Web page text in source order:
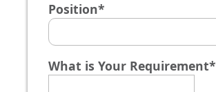
Position*
What is Your Requirement*